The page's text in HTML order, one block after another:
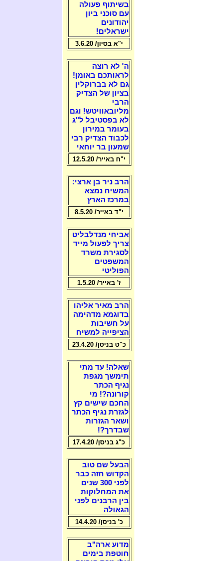
בשיתוף פעולה
עם סוכני ביון
יהודונים
ישראלים!
י"א בסיון/ 3.6.20
ה' לא רוצה
לראותכם באומן!
גם לא בברוקלין
בציון של הצדיק
הרבי
מליובאוויטש! וגם
לא בפסטיבל ל"ג
בעומר במירון
לכבוד הצדיק רבי
שמעון בר יוחאי
י"ח באייר/ 12.5.20
הרב ניר בן ארצי:
המשיח נמצא
במרכז הארץ
י"ד באייר/ 8.5.20
אביחי מנדלבליט
צריך לפעול מייד
לסגירת משרד
המשפטים
הפוליטי
ז' באייר/ 1.5.20
הרב מאיר אליהו
בדוגמא מדהימה
על חשיבות
הציפייה למשיח
כ"ט בניסן/ 23.4.20
שאלה! עד מתי
תימשך מגפת
נגיף הכתר
קורונה?! מי
החכם שישים קץ
לגזרת נגיף הכתר
ושאר הגזרות
שבדרך?!
כ"ג בניסן/ 17.4.20
הבעל שם טוב
הקדוש חזה כבר
לפני 300 שנים
את המחלוקות
בין הרבנים לפני
הגאולה
כ' בניסן/ 14.4.20
מדוע ארה"ב
חוטפת בימים